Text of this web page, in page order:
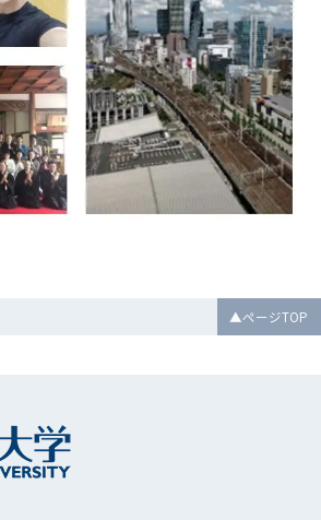
▲ページTOP